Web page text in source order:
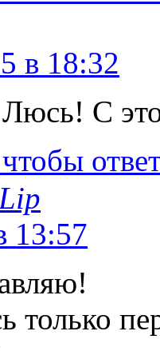
в 18:32
С
13:57
только